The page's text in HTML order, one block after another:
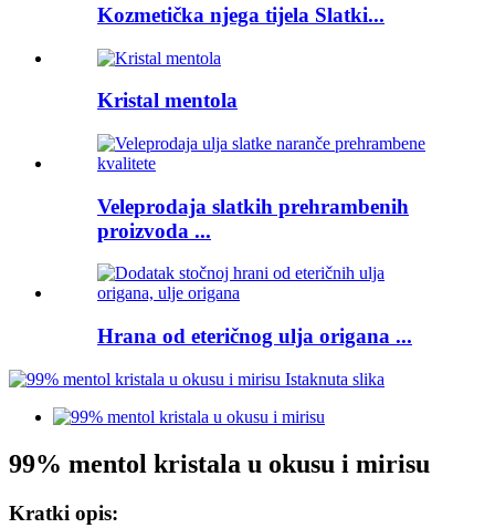
Kozmetička njega tijela Slatki...
Kristal mentola
Veleprodaja slatkih prehrambenih
proizvoda ...
Hrana od eteričnog ulja origana ...
99% mentol kristala u okusu i mirisu
Kratki opis: